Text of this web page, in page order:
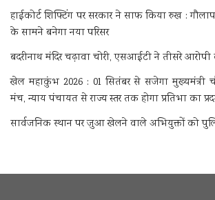
हाईकोर्ट शिफ्टिंग पर सरकार ने साफ किया रुख :
के सामने बनेगा नया परिसर
बदरीनाथ मंदिर चढ़ावा चोरी, एसआईटी ने तीसरे
खेल महाकुंभ 2026 : 01 सितंबर से सजेगा मुख्यमंत्री
मंच, न्याय पंचायत से राज्य स्तर तक होगा प्रतिभा का
सार्वजनिक स्थान पर जुआ खेलने वाले अभियुक्तों को